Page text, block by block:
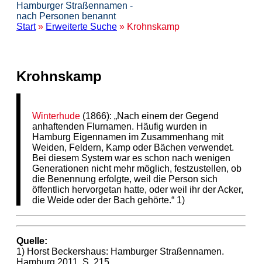
Hamburger Straßennamen -
nach Personen benannt
Start» Erweiterte Suche » Krohnskamp
Krohnskamp
Winterhude (1866): „Nach einem der Gegend
anhaftenden Flurnamen. Häufig wurden in
Hamburg Eigennamen im Zusammenhang mit
Weiden, Feldern, Kamp oder Bächen verwendet.
Bei diesem System war es schon nach wenigen
Generationen nicht mehr möglich, festzustellen, ob
die Benennung erfolgte, weil die Person sich
öffentlich hervorgetan hatte, oder weil ihr der Acker,
die Weide oder der Bach gehörte.“ 1)
Quelle:
1) Horst Beckershaus: Hamburger Straßennamen.
Hamburg 2011, S. 215.